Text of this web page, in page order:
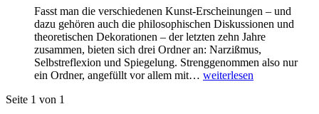
Fasst man die verschiedenen Kunst-Erscheinungen – und
dazu gehören auch die philosophischen Diskussionen und
theoretischen Dekorationen – der letzten zehn Jahre
zusammen, bieten sich drei Ordner an: Narzißmus,
Selbstreflexion und Spiegelung. Strenggenommen also nur
ein Ordner, angefüllt vor allem mit… weiterlesen
Seite 1 von 1